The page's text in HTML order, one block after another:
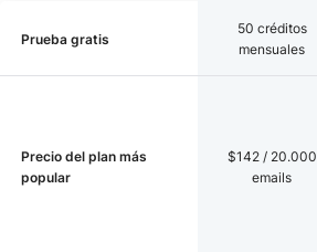
Prueba gratis
50 créditos
mensuales
Precio del plan más
popular
$142 / 20.000
emails